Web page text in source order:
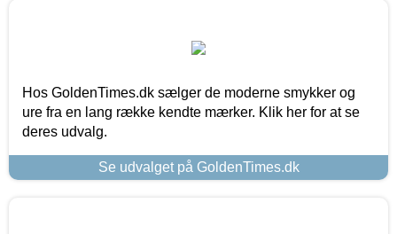
Hos GoldenTimes.dk sælger de moderne smykker og
ure fra en lang række kendte mærker. Klik her for at se
deres udvalg.
Se udvalget på GoldenTimes.dk